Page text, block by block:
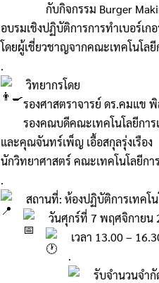
กับกิจกรรม Burger
อบรมเชิงปฏิบัติการการทําเบอร์เกอ
โดยผู้เชี่ยวชาญจากคณะเทคโนโลยี
.
วิทยากรโดย
รองศาสตราจารย์ ดร.คมแข
รองคณบดีคณะเทคโนโลยีการ
และคุณจันทร์เพ็ญ เอื้อสกุลรุ่งเรือง
นักวิทยาศาสตร์ คณะเทคโนโลยีกา
.
สถานที่: ห้องปฏิบัติการเทคโ
วันศุกร์ที่ 7 พฤศจิกายน
เวลา 13.00 –
.
รับจำนวนจำ